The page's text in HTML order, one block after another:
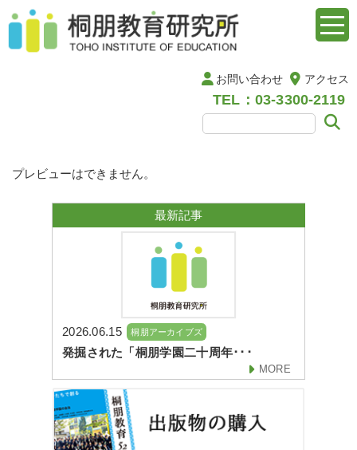
お問い合わせ アクセス
TEL：03-3300-2119
プレビューはできません。
最新記事
2026.06.15 桐朋アーカイブズ
発掘された「桐朋学園二十周年･･･
MORE